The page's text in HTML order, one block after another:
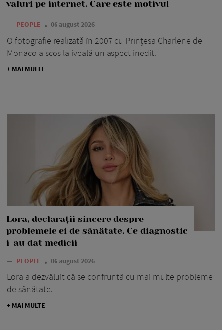
valuri pe internet. Care este motivul
— PEOPLE 06 august 2026
O fotografie realizată în 2007 cu Prințesa Charlene de
Monaco a scos la iveală un aspect inedit.
+ MAI MULTE
Lora, declarații sincere despre
problemele ei de sănătate. Ce diagnostic
i-au dat medicii
— PEOPLE 06 august 2026
Lora a dezvăluit că se confruntă cu mai multe probleme
de sănătate.
+ MAI MULTE